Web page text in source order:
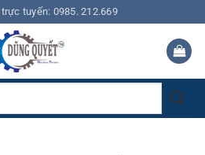
tuyến: 0985. 212.669